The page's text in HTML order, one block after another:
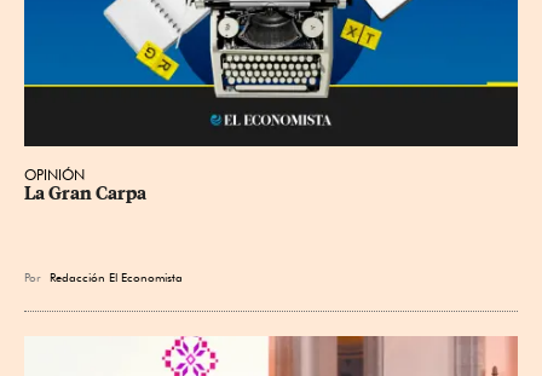
OPINIÓN
La Gran Carpa
Por Redacción El Economista